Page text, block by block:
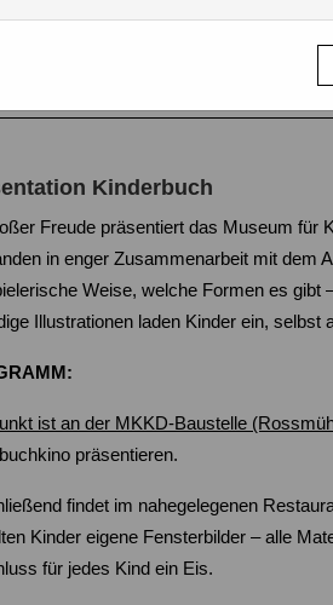
Bücher & Grafiken
Kinderbuch
Freude präsentiert das Museum für
in enger Zusammenarbeit mit dem
Weise, welche Formen es gibt
Illustrationen laden Kinder ein,
ist an der MKKD-Baustelle
präsentieren.
findet im nahegelegenen
Kinder eigene Fensterbilder – alle
für jedes Kind ein Eis.